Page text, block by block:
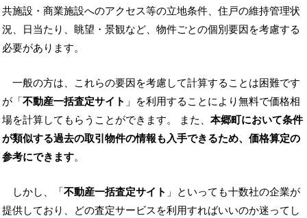
共施設・商業施設へのアクセス等の立地条件、住戸の維持管理状
況、日当たり、眺望・景観など、物件ごとの個別要因を考慮する
必要があります。
一般の方は、これらの要因を考慮して計算することは困難です
が「不動産一括査定サイト 」を利用することにより無料で価格相
場を計算してもらうことができます。 また、 本郷町において条件
が類似する過去の取引物件の情報も入手できるため、価格算定の
参考にできます。
しかし、「不動産一括査定サイト 」といっても十数社の企業が
提供しており、どの査定サービスを利用すればいいのか迷ってし